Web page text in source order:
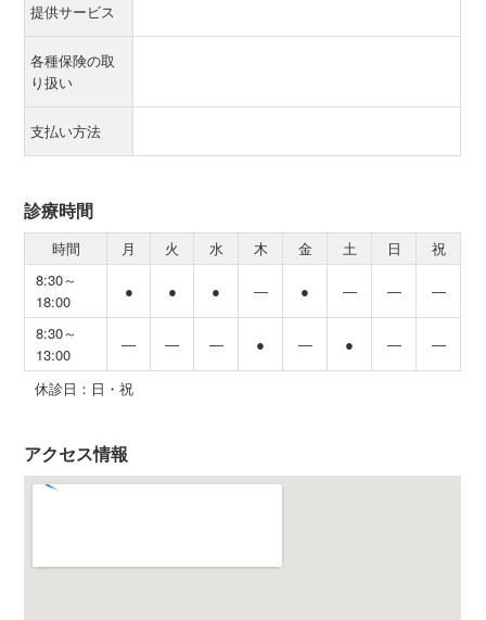
提供サービス
各種保険の取
り扱い
支払い方法
診療時間
時間 月 火 水 木 金 土 日
祝
8:30～
18:00
● ● ● ― ● ― ― ―
8:30～
13:00
― ― ― ● ― ● ― ―
休診日：日・祝
アクセス情報